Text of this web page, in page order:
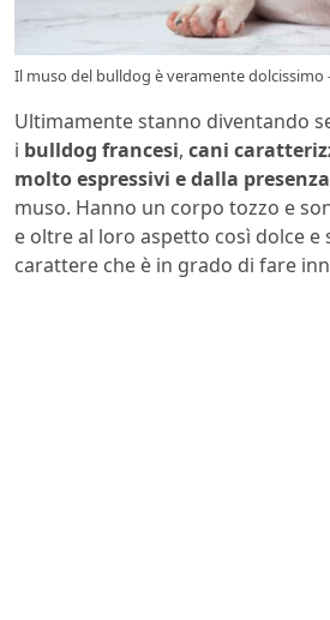
Il muso del bulldog è veramente dolcissimo
Ultimamente stanno diventando
i bulldog francesi, cani
molto espressivi e dalla
muso. Hanno un corpo tozzo e
e oltre al loro aspetto così dolce e
carattere che è in grado di fare